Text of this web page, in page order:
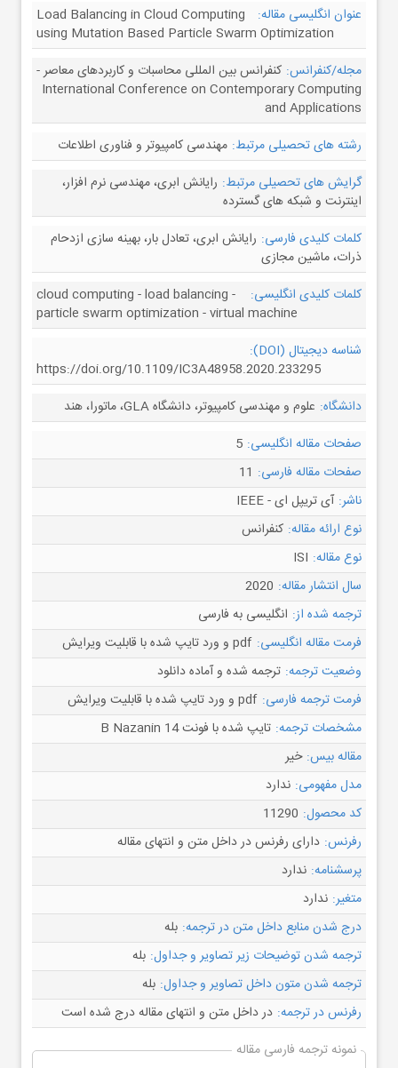
عنوان انگلیسی مقاله:
Load Balancing in Cloud Computing
using Mutation Based Particle Swarm Optimization
مجله/کنفرانس: کنفرانس بین المللی محاسبات و کاربردهای معاصر -
International Conference on Contemporary Computing
and Applications
رشته های تحصیلی مرتبط: مهندسی کامپیوتر و فناوری اطلاعات
گرایش های تحصیلی مرتبط: رایانش ابری، مهندسی نرم افزار،
اینترنت و شبکه های گسترده
کلمات کلیدی فارسی: رایانش ابری، تعادل بار، بهینه سازی ازدحام
ذرات، ماشین مجازی
کلمات کلیدی انگلیسی:
cloud computing - load balancing -
particle swarm optimization - virtual machine
شناسه دیجیتال (DOI):
https://doi.org/10.1109/IC3A48958.2020.233295
دانشگاه: علوم و مهندسی کامپیوتر، دانشگاه GLA، ماتورا، هند
صفحات مقاله انگلیسی: 5
صفحات مقاله فارسی: 11
ناشر: آی تریپل ای - IEEE
نوع ارائه مقاله: کنفرانس
نوع مقاله: ISI
سال انتشار مقاله: 2020
ترجمه شده از: انگلیسی به فارسی
فرمت مقاله انگلیسی: pdf و ورد تایپ شده با قابلیت ویرایش
وضعیت ترجمه: ترجمه شده و آماده دانلود
فرمت ترجمه فارسی: pdf و ورد تایپ شده با قابلیت ویرایش
مشخصات ترجمه: تایپ شده با فونت B Nazanin 14
مقاله بیس: خیر
مدل مفهومی: ندارد
کد محصول: 11290
رفرنس: دارای رفرنس در داخل متن و انتهای مقاله
پرسشنامه: ندارد
متغیر: ندارد
درج شدن منابع داخل متن در ترجمه: بله
ترجمه شدن توضیحات زیر تصاویر و جداول: بله
ترجمه شدن متون داخل تصاویر و جداول: بله
رفرنس در ترجمه: در داخل متن و انتهای مقاله درج شده است
نمونه ترجمه فارسی مقاله